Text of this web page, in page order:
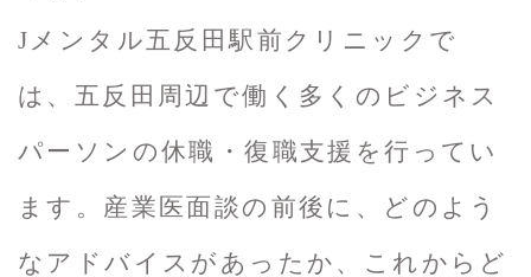
Jメンタル五反田駅前クリニックで
は、五反田周辺で働く多くのビジネス
パーソンの休職・復職支援を行ってい
ます。産業医面談の前後に、どのよう
なアドバイスがあったか、これからど